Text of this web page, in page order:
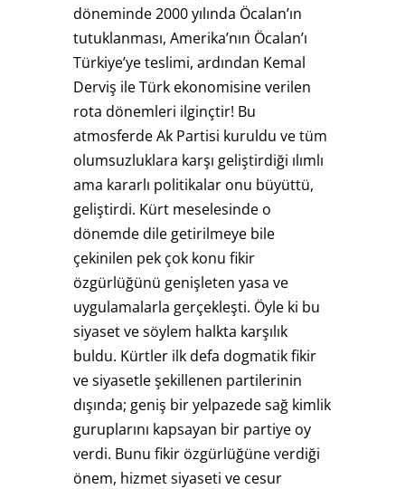
döneminde 2000 yılında Öcalan’ın
tutuklanması, Amerika’nın Öcalan’ı
Türkiye’ye teslimi, ardından Kemal
Derviş ile Türk ekonomisine verilen
rota dönemleri ilginçtir! Bu
atmosferde Ak Partisi kuruldu ve tüm
olumsuzluklara karşı geliştirdiği ılımlı
ama kararlı politikalar onu büyüttü,
geliştirdi. Kürt meselesinde o
dönemde dile getirilmeye bile
çekinilen pek çok konu fikir
özgürlüğünü genişleten yasa ve
uygulamalarla gerçekleşti. Öyle ki bu
siyaset ve söylem halkta karşılık
buldu. Kürtler ilk defa dogmatik fikir
ve siyasetle şekillenen partilerinin
dışında; geniş bir yelpazede sağ kimlik
guruplarını kapsayan bir partiye oy
verdi. Bunu fikir özgürlüğüne verdiği
önem, hizmet siyaseti ve cesur